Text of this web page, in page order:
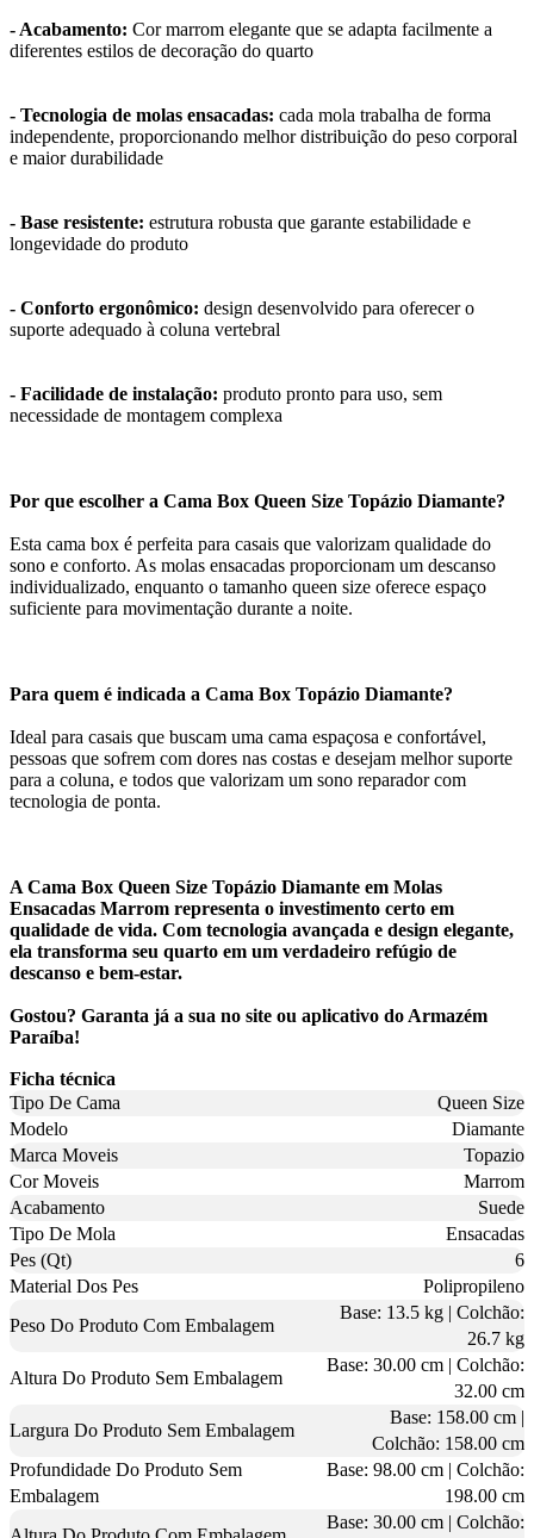
- Acabamento: Cor marrom elegante que se adapta facilmente a
diferentes estilos de decoração do quarto
- Tecnologia de molas ensacadas: cada mola trabalha de forma
independente, proporcionando melhor distribuição do peso corporal
e maior durabilidade
- Base resistente: estrutura robusta que garante estabilidade e
longevidade do produto
- Conforto ergonômico: design desenvolvido para oferecer o
suporte adequado à coluna vertebral
- Facilidade de instalação: produto pronto para uso, sem
necessidade de montagem complexa
Por que escolher a Cama Box Queen Size Topázio Diamante?
Esta cama box é perfeita para casais que valorizam qualidade do
sono e conforto. As molas ensacadas proporcionam um descanso
individualizado, enquanto o tamanho queen size oferece espaço
suficiente para movimentação durante a noite.
Para quem é indicada a Cama Box Topázio Diamante?
Ideal para casais que buscam uma cama espaçosa e confortável,
pessoas que sofrem com dores nas costas e desejam melhor suporte
para a coluna, e todos que valorizam um sono reparador com
tecnologia de ponta.
A Cama Box Queen Size Topázio Diamante em Molas
Ensacadas Marrom representa o investimento certo em
qualidade de vida. Com tecnologia avançada e design elegante,
ela transforma seu quarto em um verdadeiro refúgio de
descanso e bem-estar.
Gostou? Garanta já a sua no site ou aplicativo do Armazém
Paraíba!
Ficha técnica
Tipo De Cama
Queen Size
Modelo
Diamante
Marca Moveis
Topazio
Cor Moveis
Marrom
Acabamento
Suede
Tipo De Mola
Ensacadas
Pes (Qt)
6
Material Dos Pes
Polipropileno
Peso Do Produto Com Embalagem
Base: 13.5 kg | Colchão:
26.7 kg
Altura Do Produto Sem Embalagem
Base: 30.00 cm | Colchão:
32.00 cm
Largura Do Produto Sem Embalagem
Base: 158.00 cm |
Colchão: 158.00 cm
Profundidade Do Produto Sem
Embalagem
Base: 98.00 cm | Colchão:
198.00 cm
Base: 30.00 cm | Colchão: